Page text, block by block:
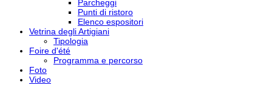
Parcheggi
Punti di ristoro
Elenco espositori
Vetrina degli Artigiani
Tipologia
Foire d'été
Programma e percorso
Foto
Video